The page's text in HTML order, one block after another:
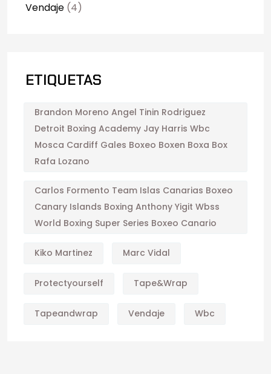
Vendaje (4)
ETIQUETAS
Brandon Moreno Angel Tinin Rodriguez
Detroit Boxing Academy Jay Harris Wbc
Mosca Cardiff Gales Boxeo Boxen Boxa Box
Rafa Lozano
Carlos Formento Team Islas Canarias Boxeo
Canary Islands Boxing Anthony Yigit Wbss
World Boxing Super Series Boxeo Canario
Kiko Martinez Marc Vidal
Protectyourself Tape&wrap
Tapeandwrap Vendaje Wbc